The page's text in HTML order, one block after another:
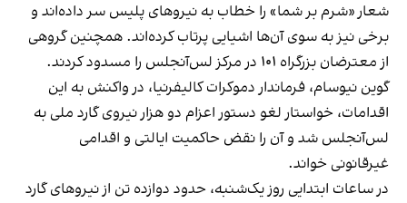
شعار «شرم بر شما» را خطاب به نیروهای پلیس سر داده‌اند و
برخی نیز به سوی آن‌ها اشیایی پرتاب کرده‌اند. همچنین گروهی
از معترضان بزرگراه ۱۰۱ در مرکز لس‌آنجلس را مسدود کردند.
گوین نیوسام، فرماندار دموکرات کالیفرنیا، در واکنش به این
اقدامات، خواستار لغو دستور اعزام دو هزار نیروی گارد ملی به
لس‌آنجلس شد و آن را نقض حاکمیت ایالتی و اقدامی
غیرقانونی خواند.
در ساعات ابتدایی روز یک‌شنبه، حدود دوازده تن از نیروهای گارد